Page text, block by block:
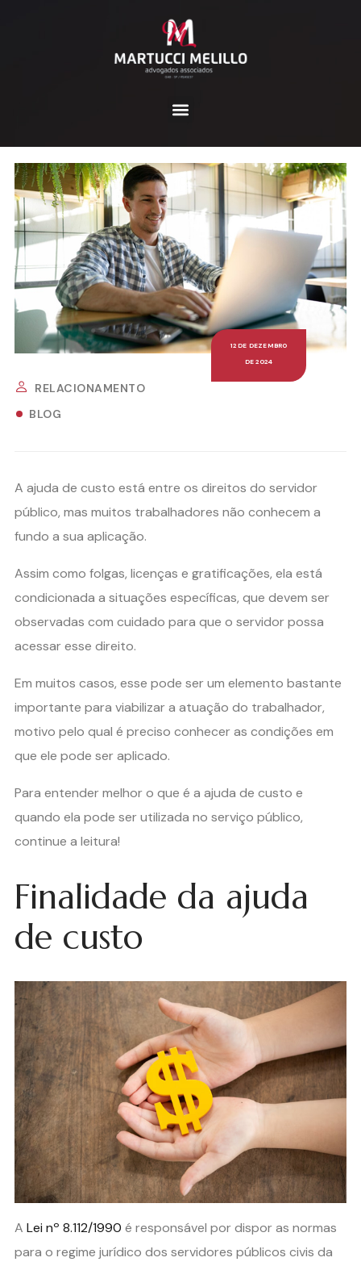
RELACIONAMENTO
BLOG
12 DE DEZEMBRO
DE 2024
A ajuda de custo está entre os direitos do servidor
público, mas muitos trabalhadores não conhecem a
fundo a sua aplicação.
Assim como folgas, licenças e gratificações, ela está
condicionada a situações específicas, que devem ser
observadas com cuidado para que o servidor possa
acessar esse direito.
Em muitos casos, esse pode ser um elemento bastante
importante para viabilizar a atuação do trabalhador,
motivo pelo qual é preciso conhecer as condições em
que ele pode ser aplicado.
Para entender melhor o que é a ajuda de custo e
quando ela pode ser utilizada no serviço público,
continue a leitura!
Finalidade da ajuda
de custo
A Lei nº 8.112/1990 é responsável por dispor as normas
para o regime jurídico dos servidores públicos civis da